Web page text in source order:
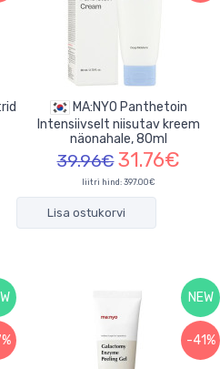
Intensiivselt niisutav kreem
näonahale, 80ml
39.96€31.76€
liitri hind: 397.00€
Lisa ostukorvi
NEW
-41%